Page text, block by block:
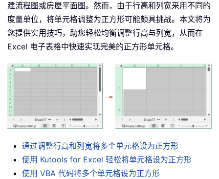
建流程图或房屋平面图。然而，由于行高和列宽采用不同的
度量单位，将单元格调整为正方形可能颇具挑战。本文将为
您提供实用技巧，助您轻松均衡调整行高与列宽，从而在
Excel 电子表格中快速实现完美的正方形单元格。
通过调整行高和列宽将多个单元格设为正方形
使用 Kutools for Excel 轻松将单元格设为正方形
使用 VBA 代码将多个单元格设为正方形